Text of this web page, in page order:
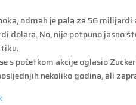
odmah je pala za 56
dolara. No, nije potpuno jasno
s početkom akcije oglasio
nekoliko godina, ali